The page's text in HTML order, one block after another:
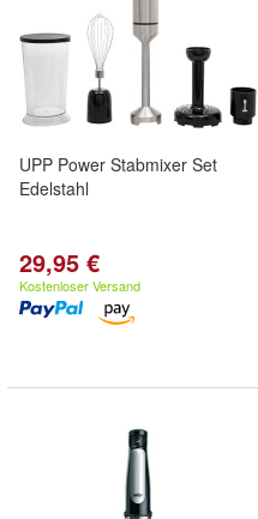
UPP Power Stabmixer Set
Edelstahl
29,95 €
Kostenloser Versand